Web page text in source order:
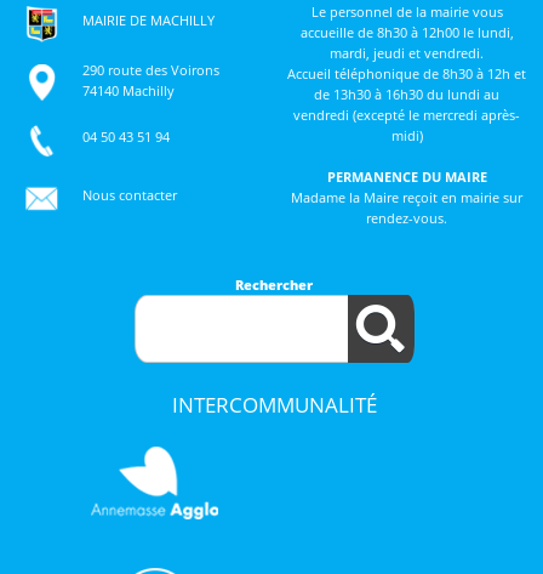
MAIRIE DE MACHILLY
290 route des Voirons
74140 Machilly
04 50 43 51 94
Nous contacter
Le personnel de la mairie vous
accueille de 8h30 à 12h00 le lundi,
mardi, jeudi et vendredi.
Accueil téléphonique de 8h30 à 12h et
de 13h30 à 16h30 du lundi au
vendredi (excepté le mercredi après-
midi)
PERMANENCE DU MAIRE
Madame la Maire reçoit en mairie sur
rendez-vous.
Rechercher
INTERCOMMUNALITÉ